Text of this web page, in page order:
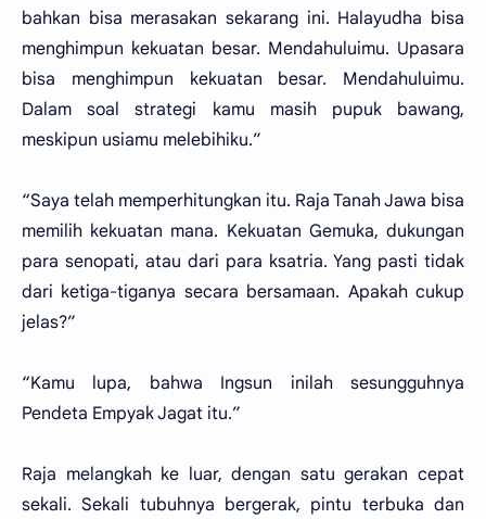
bahkan bisa merasakan sekarang ini. Halayudha bisa
menghimpun kekuatan besar. Mendahuluimu. Upasara
bisa menghimpun kekuatan besar. Mendahuluimu.
Dalam soal strategi kamu masih pupuk bawang,
meskipun usiamu melebihiku.”
“Saya telah memperhitungkan itu. Raja Tanah Jawa bisa
memilih kekuatan mana. Kekuatan Gemuka, dukungan
para senopati, atau dari para ksatria. Yang pasti tidak
dari ketiga-tiganya secara bersamaan. Apakah cukup
jelas?”
“Kamu lupa, bahwa Ingsun inilah sesungguhnya
Pendeta Empyak Jagat itu.”
Raja melangkah ke luar, dengan satu gerakan cepat
sekali. Sekali tubuhnya bergerak, pintu terbuka dan